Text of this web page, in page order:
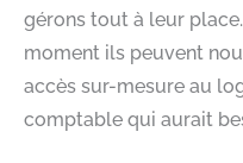
gérons tout à leur place.
moment ils peuvent
accès sur-mesure au
comptable qui aurait